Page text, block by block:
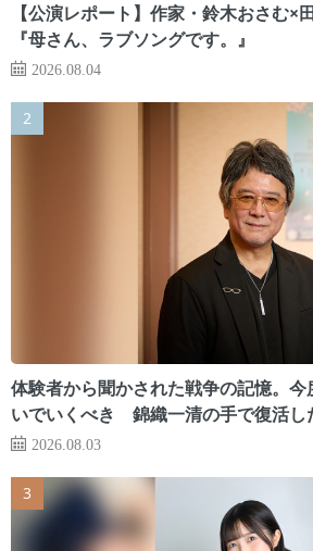
【公演レポート】作家・鈴木おさむ×
『母さん、ラブソングです。』
2026.08.04
体験者から聞かされた戦争の記憶。
いでいくべき 錦織一清の手で復活し
2026.08.03